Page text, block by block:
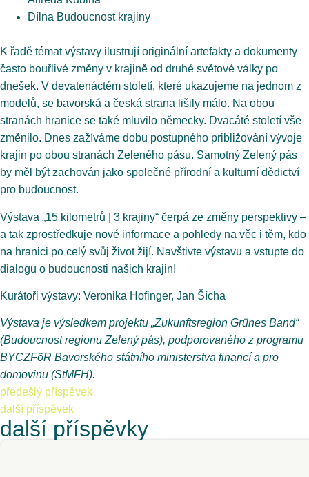
Dílna Budoucnost krajiny
K řadě témat výstavy ilustrují originální artefakty a dokumenty
často bouřlivé změny v krajině od druhé světové války po
dnešek. V devatenáctém století, které ukazujeme na jednom z
modelů, se bavorská a česká strana lišily málo. Na obou
stranách hranice se také mluvilo německy. Dvacáté století vše
změnilo. Dnes zažíváme dobu postupného približování vývoje
krajin po obou stranách Zeleného pásu. Samotný Zelený pás
by měl být zachován jako společné přírodní a kulturní dědictví
pro budoucnost.
Výstava „15 kilometrů | 3 krajiny“ čerpá ze změny perspektivy –
a tak zprostředkuje nové informace a pohledy na věc i těm, kdo
na hranici po celý svůj život žijí. Navštivte výstavu a vstupte do
dialogu o budoucnosti našich krajin!
Kurátoři výstavy: Veronika Hofinger, Jan Šícha
Výstava je výsledkem projektu „Zukunftsregion Grünes Band“
(Budoucnost regionu Zelený pás), podporovaného z programu
BYCZFöR Bavorského státního ministerstva financí a pro
domovinu (StMFH).
předešlý příspěvek
další příspěvek
další příspěvky